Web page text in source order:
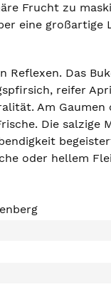
Frucht zu
eine großartige
Reflexen. Das
reifer
Am
Die salzige
oder hellem